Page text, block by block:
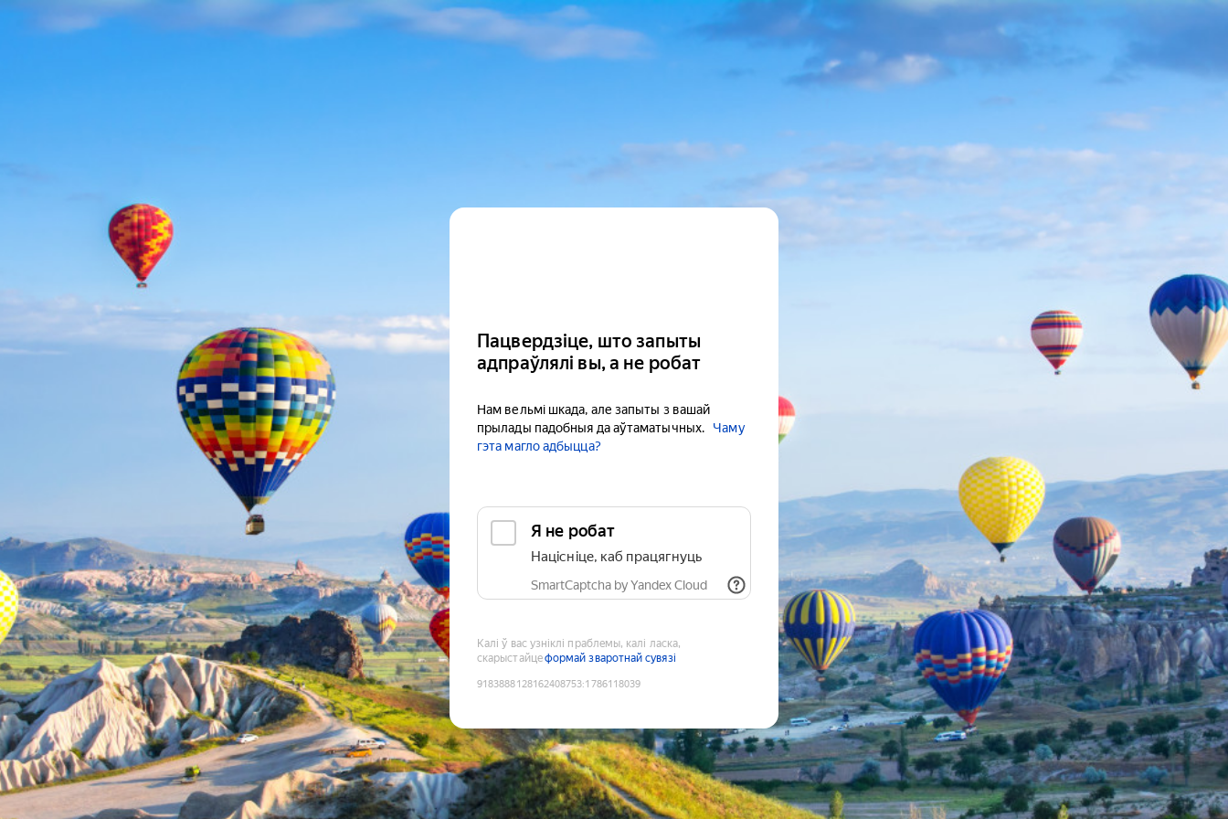
Пацвердзіце, што запыты
адпраўлялі вы, а не робат
Нам вельмі шкада, але запыты з вашай
прылады падобныя да аўтаматычных.
Чаму
гэта магло адбыцца?
Я не робат
Націсніце, каб працягнуць
SmartCaptcha by Yandex Cloud
Калі ў вас узніклі праблемы, калі ласка,
скарыстайцеформай зваротнай сувязі
9183888128162408753:1786118039